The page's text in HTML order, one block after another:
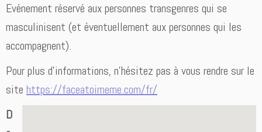
Evénement réservé aux personnes transgenres qui se
masculinisent (et éventuellement aux personnes qui les
accompagnent).
Pour plus d’informations, n’hésitez pas à vous rendre sur le
site https://faceatoimeme.com/fr/
D